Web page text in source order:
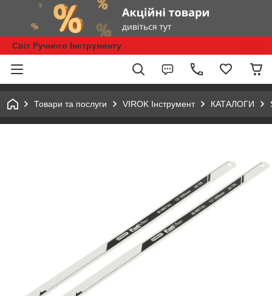
Світ Ручного Інструменту
Товари та послуги VIROK Інструмент КАТАЛОГИ